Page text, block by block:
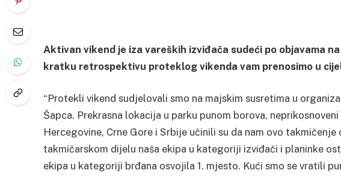
Aktivan vikend je iza vareških izviđača sudeći po objavama
kratku retrospektivu proteklog vikenda vam prenosimo u
“Protekli vikend sudjelovali smo na majskim susretima u
Šapca. Prekrasna lokacija u parku punom borova,
Hercegovine, Crne Gore i Srbije učinili su da nam ovo
takmičarskom dijelu naša ekipa u kategoriji izviđači i planinke
ekipa u kategoriji brđana osvojila 1. mjesto. Kući smo se vratili